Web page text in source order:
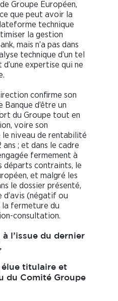
Groupe Européen,
que peut avoir la
technique
la gestion
mais n’a pas dans
technique d’un tel
expertise qui ne
confirme son
d’être un
du Groupe tout en
voire son
le niveau de rentabilité
; et dans le cadre
fermement à
départs contraints, le
et malgré les
le dossier présenté,
d’avis (négatif ou
fermeture du
consultation.
l’issue du dernier
élue titulaire et
du Comité Groupe